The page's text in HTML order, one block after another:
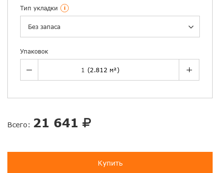
Тип укладки i
Без запаса
Упаковок
Всего: 21 641
Купить